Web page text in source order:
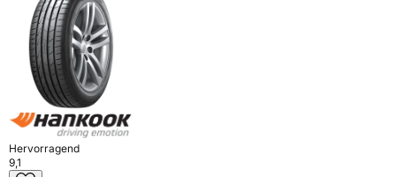
Hervorragend
9,1